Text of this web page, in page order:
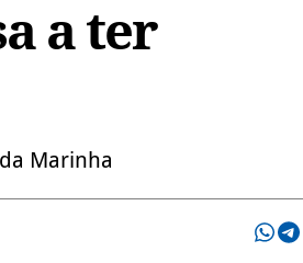
a ter
Marinha